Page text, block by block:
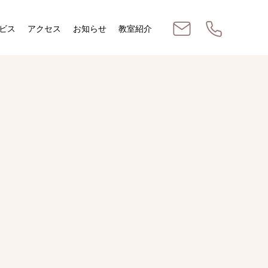
ス アクセス お知らせ 教室紹介